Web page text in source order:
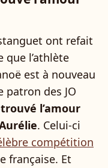
ont refait
que l’athlète
est à nouveau
patron des JO
l’amour
. Celui-ci
compétition
française. Et